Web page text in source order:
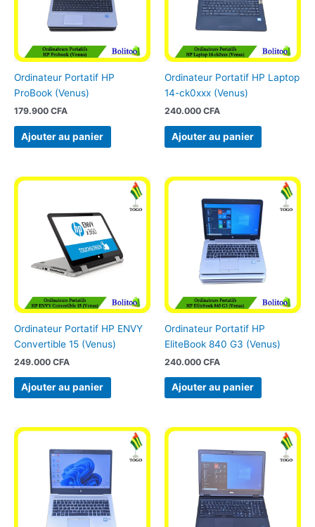
Ordinateur Portatif HP
ProBook (Venus)
179.900 CFA
Ajouter au panier
Ordinateur Portatif HP Laptop
14-ck0xxx (Venus)
240.000 CFA
Ajouter au panier
Ordinateur Portatif HP ENVY
Convertible 15 (Venus)
249.000 CFA
Ajouter au panier
Ordinateur Portatif HP
EliteBook 840 G3 (Venus)
240.000 CFA
Ajouter au panier